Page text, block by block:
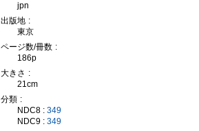
jpn
出版地
東京
ページ数/冊数
186p
大きさ
21cm
分類
NDC8 : 349
NDC9 : 349